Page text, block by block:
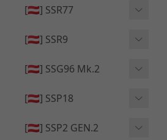
🟦 主體 ⧸ 彈匣
[🇦🇹] SSR77
🟦 主體 ⧸ 彈匣
[🇦🇹] SSR9
👁️‍🗨️ 外觀 ⧸ 色彩
[🇦🇹] SSG96 Mk.2
🆙 升級 ⧸ 部件
[🇦🇹] SSP18
👁️‍🗨️ 外觀 ⧸ 色彩
[🇦🇹] SSP2 GEN.2